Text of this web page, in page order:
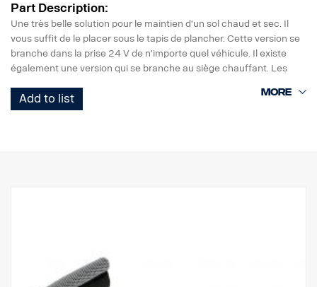
Part Description:
Une très belle solution pour le maintien d'un sol chaud et sec. Il
vous suffit de le placer sous le tapis de plancher. Cette version se
branche dans la prise 24 V de n'importe quel véhicule. Il existe
également une version qui se branche au siège chauffant. Les
Add to list